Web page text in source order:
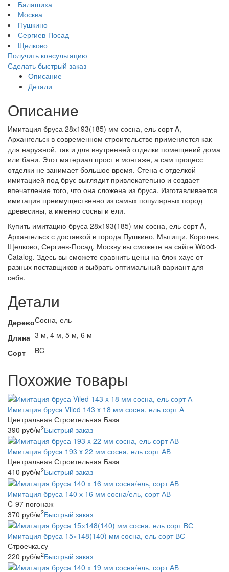
Балашиха
Москва
Пушкино
Сергиев-Посад
Щелково
Получить консультацию
Сделать быстрый заказ
Описание
Детали
Описание
Имитация бруса 28х193(185) мм сосна, ель сорт A,
Архангельск в современном строительстве применяется как
для наружной, так и для внутренней отделки помещений дома
или бани. Этот материал прост в монтаже, а сам процесс
отделки не занимает большое время. Стена с отделкой
имитацией под брус выглядит привлекатепьно и создает
впечатление того, что она сложена из бруса. Изготавливается
имитация преимущественно из самых популярных пород
древесины, а именно сосны и ели.
Купить имитацию бруса 28х193(185) мм сосна, ель сорт A,
Архангельск с доставкой в города Пушкино, Мытищи, Королев,
Щелково, Сергиев-Посад, Москву вы сможете на сайте Wood-
Catalog. Здесь вы сможете сравнить цены на блок-хаус от
разных поставщиков и выбрать оптимальный вариант для
себя.
Детали
ДеревоСосна, ель
Длина 3 м, 4 м, 5 м, 6 м
Сорт
BC
Похожие товары
Имитация бруса Viled 143 x 18 мм сосна, ель сорт А
Центральная Строительная База
390 руб/м2Быстрый заказ
Имитация бруса 193 x 22 мм сосна, ель сорт АВ
Центральная Строительная База
410 руб/м2Быстрый заказ
Имитация бруса 140 х 16 мм сосна/ель, сорт АВ
C-97 погонаж
370 руб/м2Быстрый заказ
Имитация бруса 15×148(140) мм сосна, ель сорт ВС
Строечка.су
220 руб/м2Быстрый заказ